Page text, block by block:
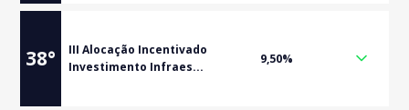
38°
III Alocação Incentivado
Investimento Infraes...
9,50%